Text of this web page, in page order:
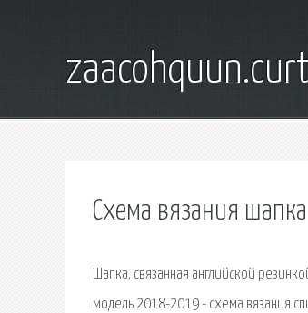
Схема вязания
Шапка, связанная английской
модель 2018-2019 - схема вязания